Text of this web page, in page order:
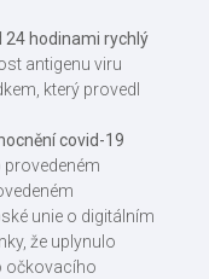
24 hodinami rychlý
antigenu viru
který provedl
covid-19
unie o digitálním
že uplynulo
očkovacího